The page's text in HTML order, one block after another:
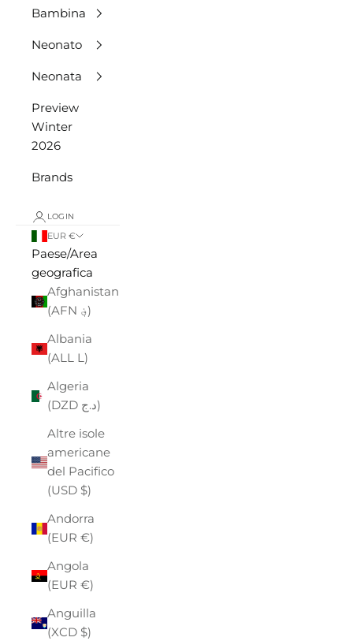
Bambina
Neonato
Neonata
Preview
Winter
2026
Brands
LOGIN
EUR €
Paese/Area
geografica
Afghanistan
(AFN ؋)
Albania
(ALL L)
Algeria
(DZD د.ج)
Altre isole
americane
del Pacifico
(USD $)
Andorra
(EUR €)
Angola
(EUR €)
Anguilla
(XCD $)